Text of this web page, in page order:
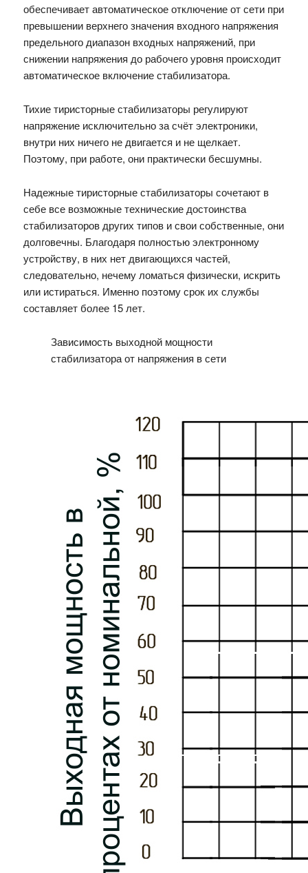
обеспечивает автоматическое отключение от сети при
превышении верхнего значения входного напряжения
предельного диапазон входных напряжений, при
снижении напряжения до рабочего уровня происходит
автоматическое включение стабилизатора.
Тихие тиристорные стабилизаторы регулируют
напряжение исключительно за счёт электроники,
внутри них ничего не двигается и не щелкает.
Поэтому, при работе, они практически бесшумны.
Надежные тиристорные стабилизаторы сочетают в
себе все возможные технические достоинства
стабилизаторов других типов и свои собственные, они
долговечны. Благодаря полностью электронному
устройству, в них нет двигающихся частей,
следовательно, нечему ломаться физически, искрить
или истираться. Именно поэтому срок их службы
составляет более 15 лет.
Зависимость выходной мощности
стабилизатора от напряжения в сети